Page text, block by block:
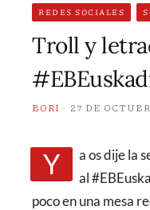
REDES SOCIALES
Troll y
BORI 27 DE
Ya os dije la semana pasada que nos íbamos
al
poco en una mesa